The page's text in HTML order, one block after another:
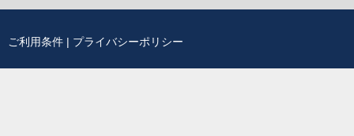
ご利用条件 | プライバシーポリシー